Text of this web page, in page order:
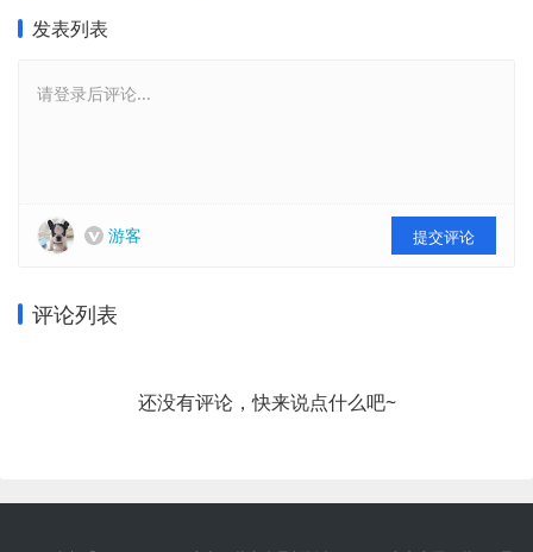
发表列表
请登录后评论...
游客 提交评论
评论列表
还没有评论，快来说点什么吧~